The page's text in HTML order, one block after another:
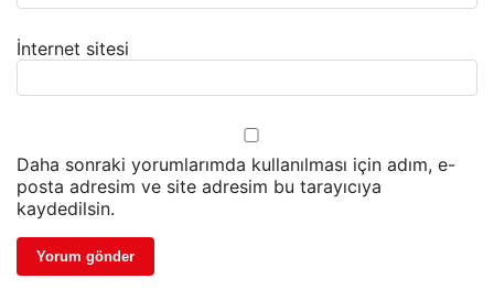
İnternet sitesi
Daha sonraki yorumlarımda kullanılması için adım, e-
posta adresim ve site adresim bu tarayıcıya
kaydedilsin.